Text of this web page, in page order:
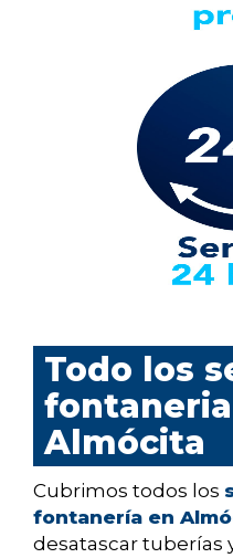
Todo los
Almócita
Cubrimos todos los
fontanería en
desatascar tuberías